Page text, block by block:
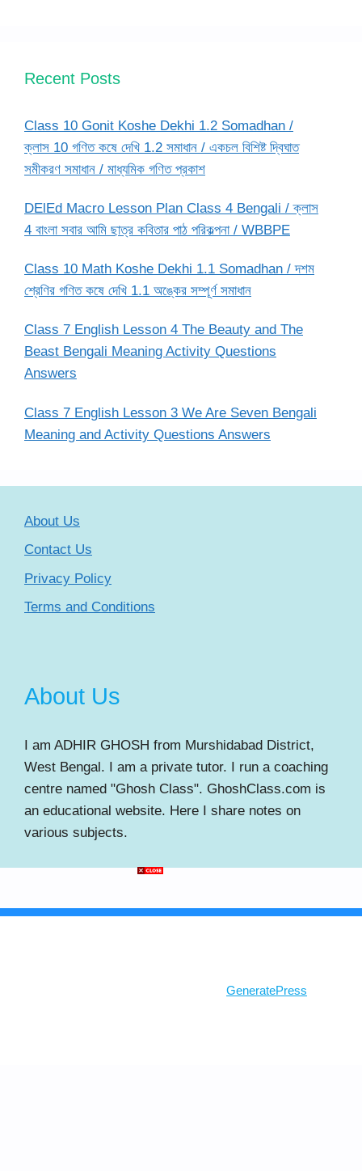
Recent Posts
Class 10 Gonit Koshe Dekhi 1.2 Somadhan /
ক্লাস 10 গণিত কষে দেখি 1.2 সমাধান / একচল বিশিষ্ট দ্বিঘাত
সমীকরণ সমাধান / মাধ্যমিক গণিত প্রকাশ
DElEd Macro Lesson Plan Class 4 Bengali / ক্লাস
4 বাংলা সবার আমি ছাত্র কবিতার পাঠ পরিকল্পনা / WBBPE
Class 10 Math Koshe Dekhi 1.1 Somadhan / দশম
শ্রেণির গণিত কষে দেখি 1.1 অঙ্কের সম্পূর্ণ সমাধান
Class 7 English Lesson 4 The Beauty and The
Beast Bengali Meaning Activity Questions
Answers
Class 7 English Lesson 3 We Are Seven Bengali
Meaning and Activity Questions Answers
About Us
Contact Us
Privacy Policy
Terms and Conditions
About Us
I am ADHIR GHOSH from Murshidabad District,
West Bengal. I am a private tutor. I run a coaching
centre named "Ghosh Class". GhoshClass.com is
an educational website. Here I share notes on
various subjects.
GeneratePress